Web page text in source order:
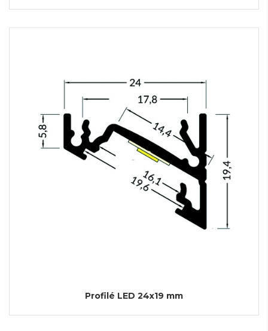
Profilé LED 24x19 mm